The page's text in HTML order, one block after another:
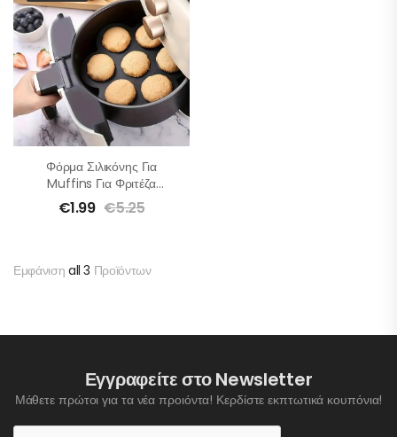
Φόρμα Σιλικόνης Για
Muffins Για Φριτέζα
Αέρος
€1.99 €5.25
Εμφάνιση all 3 Προϊόντων
Εγγραφείτε στο Newsletter
Μάθετε πρώτοι για τα νέα προιόντα! Κερδίστε εκπτωτικά κουπόνια!